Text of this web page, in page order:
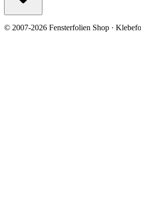
© 2007-2026 Fensterfolien Shop ·